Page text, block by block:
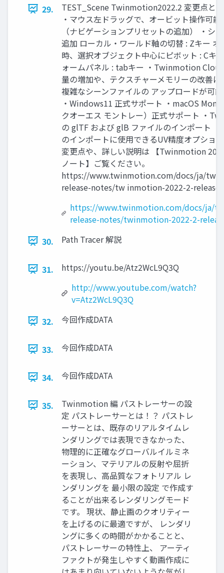
29.
TEST_Scene Twinmotion2022.2 変更点と
・マウス左ドラッグで、オービット操作可
（ナビゲーションプリセットの追加） ・シ
追加 ローカル・ワールド軸の切替 : Zキー オ
時、選択オブジェクト中心にピボット : Cキ
ォームパネル : tabキー ・Twinmotion
量の増加や、テクスチャーメモリーの改善に
複雑なシーンファイルの アップロードが可
・Windows11 正式サポート ・macOS
クオーエス モントレー）正式サポート ・
の glTF および glB ファイルのインポート
のインポートに使用できるUV精度オプショ
変更点や、詳しい説明は 【Twinmotion
ノート】ご覧ください。
https://www.twinmotion.com/docs/ja/
release-notes/tw inmotion-2022-2-
https://www.twinmotion.com/docs/ja/
release-notes/twinmotion-2022-2-
30.
Path Tracer 解説
31.
https://youtu.be/Atz2WcL9Q3Q
http://www.youtube.com/watch?
v=Atz2WcL9Q3Q
32.
今回作成DATA
33. 今回作成DATA
34. 今回作成DATA
35.
Twinmotion 編 パストレーサーの設
定 パストレーサーとは！？ パストレ
ーサーとは、既存のリアルタイムレ
ンダリングでは表現できなかった、
物理的に正確なグローバルイルミネ
ーション、マテリアルの反射や屈折
を表現し、高品質なフォトリアル レ
ンダリングを 最小限の設定 で作成す
ることが出来るレンダリングモード
です。 現状、静止画のクオリティー
を上げるのに最適ですが、 レンダリ
ングに多くの時間がかかることと、
パストレーサーの特性上、 アーティ
ファクトが発生しやすく動画作成に